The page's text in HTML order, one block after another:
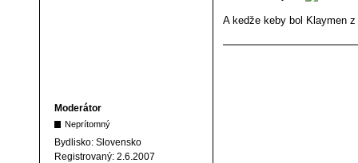
Moderátor
Neprítomný
Bydlisko: Slovensko
Registrovaný: 2.6.2007
A kedže keby bol Klaymen